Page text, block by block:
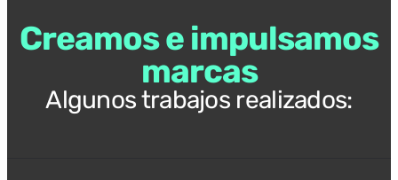
Creamos e impulsamos
marcas
Algunos trabajos realizados: